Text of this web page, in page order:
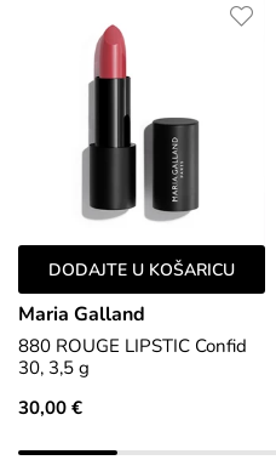
DODAJTE U KOŠARICU
Maria Galland
880 ROUGE LIPSTIC Confid
30, 3,5 g
30,00 €